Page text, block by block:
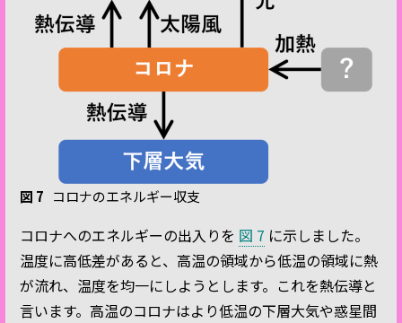
図 7 コロナのエネルギー収支
コロナへのエネルギーの出入りを 図 7 に示しました。
温度に高低差があると、高温の領域から低温の領域に熱
が流れ、温度を均一にしようとします。これを熱伝導と
言います。高温のコロナはより低温の下層大気や惑星間